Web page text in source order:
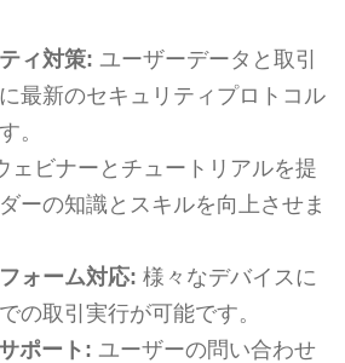
ィ対策: ユーザーデータと取引
最新のセキュリティプロトコル
。
ェビナーとチュートリアルを提
ーの知識とスキルを向上させま
ォーム対応: 様々なデバイスに
の取引実行が可能です。
ポート: ユーザーの問い合わせ